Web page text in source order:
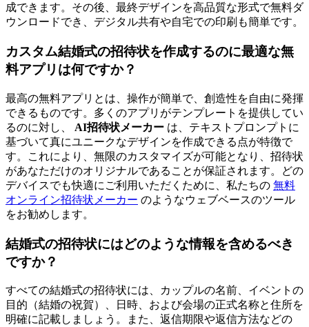
成できます。その後、最終デザインを高品質な形式で無料ダ
ウンロードでき、デジタル共有や自宅での印刷も簡単です。
カスタム結婚式の招待状を作成するのに最適な無
料アプリは何ですか？
最高の無料アプリとは、操作が簡単で、創造性を自由に発揮
できるものです。多くのアプリがテンプレートを提供してい
るのに対し、 AI招待状メーカー は、テキストプロンプトに
基づいて真にユニークなデザインを作成できる点が特徴で
す。これにより、無限のカスタマイズが可能となり、招待状
があなただけのオリジナルであることが保証されます。どの
デバイスでも快適にご利用いただくために、私たちの 無料
オンライン招待状メーカー のようなウェブベースのツール
をお勧めします。
結婚式の招待状にはどのような情報を含めるべき
ですか？
すべての結婚式の招待状には、カップルの名前、イベントの
目的（結婚の祝賀）、日時、および会場の正式名称と住所を
明確に記載しましょう。また、返信期限や返信方法などの